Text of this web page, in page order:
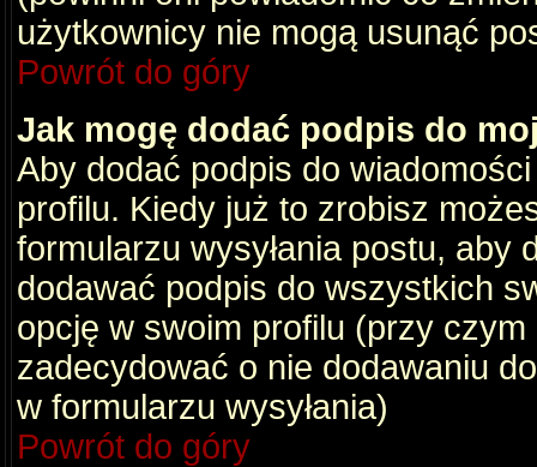
użytkownicy nie mogą usunąć
Powrót do góry
Jak mogę dodać podpis do
Aby dodać podpis do
profilu. Kiedy już to zrobisz
formularzu wysyłania postu,
dodawać podpis do wszystkich
opcję w swoim profilu (przy
zadecydować o nie dodawaniu
w formularzu wysyłania)
Powrót do góry